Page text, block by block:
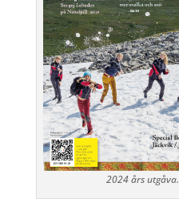
2024 års utgåva.